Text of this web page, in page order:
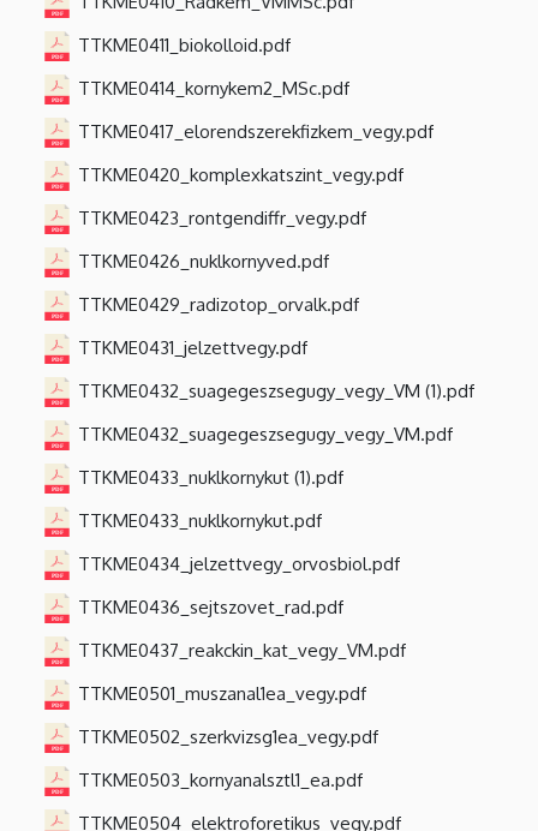
TTKME0411_biokolloid.pdf
TTKME0414_kornykem2_MSc.pdf
TTKME0417_elorendszerekfizkem_vegy.pdf
TTKME0420_komplexkatszint_vegy.pdf
TTKME0423_rontgendiffr_vegy.pdf
TTKME0426_nuklkornyved.pdf
TTKME0429_radizotop_orvalk.pdf
TTKME0431_jelzettvegy.pdf
TTKME0432_suagegeszsegugy_vegy_VM (1).pdf
TTKME0432_suagegeszsegugy_vegy_VM.pdf
TTKME0433_nuklkornykut (1).pdf
TTKME0433_nuklkornykut.pdf
TTKME0434_jelzettvegy_orvosbiol.pdf
TTKME0436_sejtszovet_rad.pdf
TTKME0437_reakckin_kat_vegy_VM.pdf
TTKME0501_muszanal1ea_vegy.pdf
TTKME0502_szerkvizsg1ea_vegy.pdf
TTKME0503_kornyanalsztl1_ea.pdf
TTKME0504_elektroforetikus_vegy.pdf